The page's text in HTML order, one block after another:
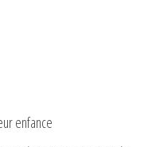
enfance